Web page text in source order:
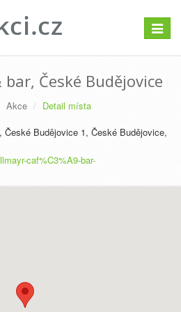
České Budějovice
Akce
Detail místa
České Budějovice 1, České Budějovice,
caf%C3%A9-bar-